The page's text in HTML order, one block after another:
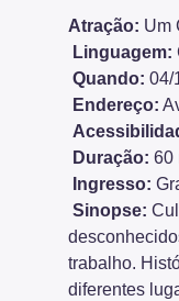
Atração: Um
Linguagem:
Quando: 04/
Endereço:
Duração: 60
Ingresso:
Sinopse:
trabalho.
diferentes